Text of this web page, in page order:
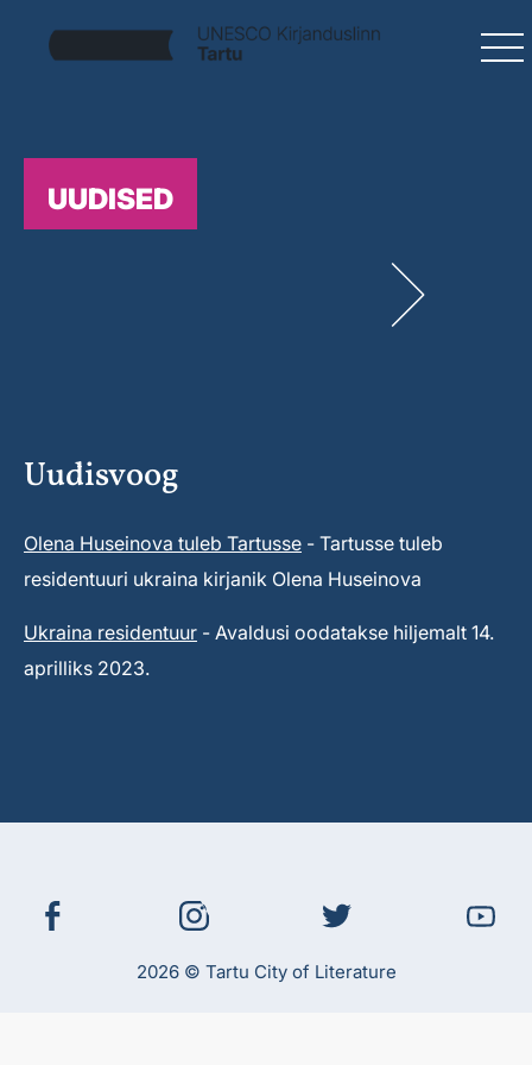
UUDISED
Uudisvoog
Olena Huseinova tuleb Tartusse - Tartusse tuleb
residentuuri ukraina kirjanik Olena Huseinova
Ukraina residentuur - Avaldusi oodatakse hiljemalt 14.
aprilliks 2023.
2026 © Tartu City of Literature